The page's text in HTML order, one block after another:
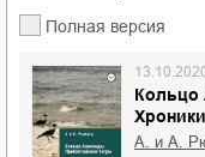
Полная версия
Кольцо
Хроники
А. и А.